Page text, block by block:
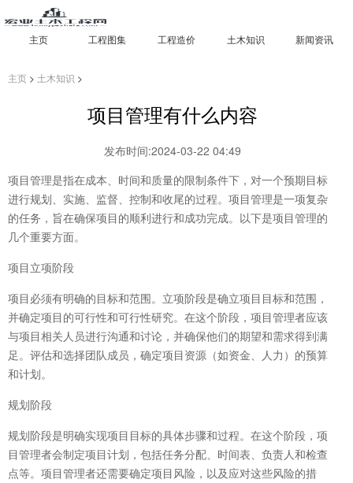
主页 工程图集 工程造价 土木知识 新闻资讯
主页 > 土木知识 >
项目管理有什么内容
发布时间:2024-03-22 04:49
项目管理是指在成本、时间和质量的限制条件下，对一个预期目标
进行规划、实施、监督、控制和收尾的过程。项目管理是一项复杂
的任务，旨在确保项目的顺利进行和成功完成。以下是项目管理的
几个重要方面。
项目立项阶段
项目必须有明确的目标和范围。立项阶段是确立项目目标和范围，
并确定项目的可行性和可行性研究。在这个阶段，项目管理者应该
与项目相关人员进行沟通和讨论，并确保他们的期望和需求得到满
足。评估和选择团队成员，确定项目资源（如资金、人力）的预算
和计划。
规划阶段
规划阶段是明确实现项目目标的具体步骤和过程。在这个阶段，项
目管理者会制定项目计划，包括任务分配、时间表、负责人和检查
点等。项目管理者还需要确定项目风险，以及应对这些风险的措